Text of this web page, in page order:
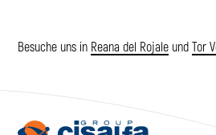
Besuche uns in Reana del Rojale und Tor